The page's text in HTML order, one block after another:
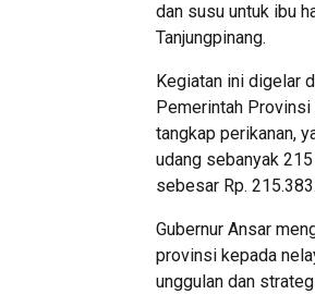
dan susu untuk ibu
Tanjungpinang.
Kegiatan ini digelar
Pemerintah Provinsi
tangkap perikanan,
udang sebanyak
sebesar Rp.
Gubernur Ansar
provinsi kepada
unggulan dan